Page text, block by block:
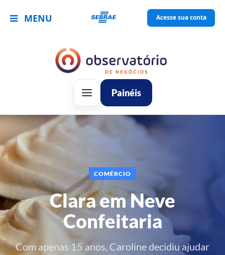
MENU Acesse sua conta
Painéis
COMÉRCIO
Clara em Neve
Confeitaria
Com apenas 15 anos, Caroline decidiu ajudar